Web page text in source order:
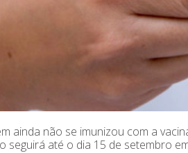
ainda não se imunizou com a
seguirá até o dia 15 de setembro